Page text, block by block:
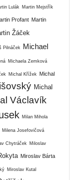
Lulák Martin Mejstřík
Profant Martin
Žáček
Pilnáček
Michael
Michaela Zemková
Michal Křížek Michal
Michal
Václavík
Milan Mihola
Milena Josefovičová
Chytráček Miloslav
Miroslav Bárta
Miroslav Kutal